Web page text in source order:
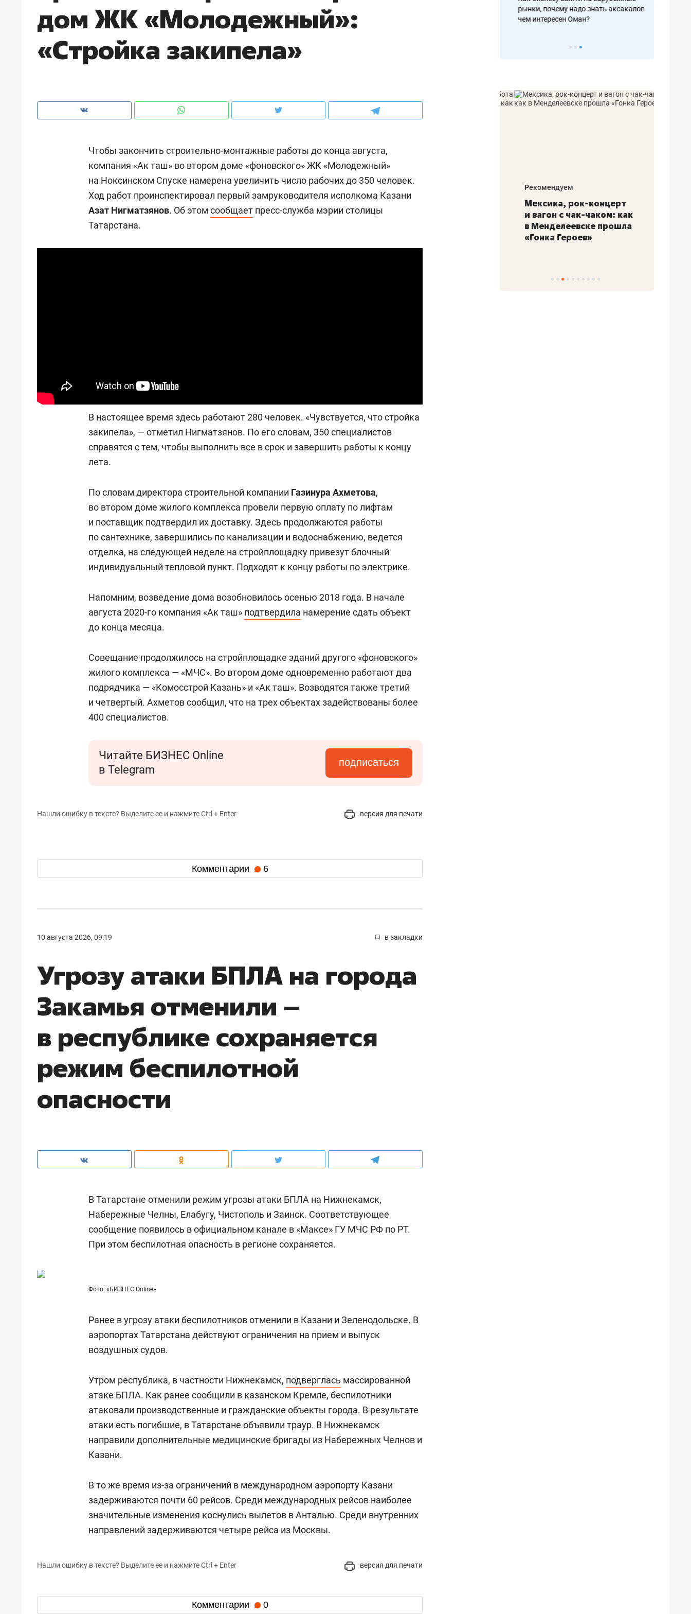
дом ЖК «Молодежный»:
«Стройка закипела»
Чтобы закончить строительно-монтажные работы до конца августа,
компания «Ак таш» во втором доме «фоновского» ЖК «Молодежный»
на Ноксинском Спуске намерена увеличить число рабочих до 350 человек.
Ход работ проинспектировал первый замруководителя исполкома Казани
Азат Нигматзянов. Об этом сообщает пресс-служба мэрии столицы
Татарстана.
В настоящее время здесь работают 280 человек. «Чувствуется, что стройка
закипела», — отметил Нигматзянов. По его словам, 350 специалистов
справятся с тем, чтобы выполнить все в срок и завершить работы к концу
лета.
По словам директора строительной компании Газинура Ахметова,
во втором доме жилого комплекса провели первую оплату по лифтам
и поставщик подтвердил их доставку. Здесь продолжаются работы
по сантехнике, завершились по канализации и водоснабжению, ведется
отделка, на следующей неделе на стройплощадку привезут блочный
индивидуальный тепловой пункт. Подходят к концу работы по электрике.
Напомним, возведение дома возобновилось осенью 2018 года. В начале
августа 2020-го компания «Ак таш» подтвердила намерение сдать объект
до конца месяца.
Совещание продолжилось на стройплощадке зданий другого «фоновского»
жилого комплекса — «МЧС». Во втором доме одновременно работают два
подрядчика — «Комосстрой Казань» и «Ак таш». Возводятся также третий
и четвертый. Ахметов сообщил, что на трех объектах задействованы более
400 специалистов.
Читайте БИЗНЕС Online
в Telegram
подписаться
Нашли ошибку в тексте? Выделите ее и нажмите Ctrl + Enter версия для печати
Комментарии 6
10 августа 2026, 09:19 в закладки
Угрозу атаки БПЛА на города
Закамья отменили –
в республике сохраняется
режим беспилотной
опасности
В Татарстане отменили режим угрозы атаки БПЛА на Нижнекамск,
Набережные Челны, Елабугу, Чистополь и Заинск. Соответствующее
сообщение появилось в официальном канале в «Максе» ГУ МЧС РФ по РТ.
При этом беспилотная опасность в регионе сохраняется.
Фото: «БИЗНЕС Online»
Ранее в угрозу атаки беспилотников отменили в Казани и Зеленодольске. В
аэропортах Татарстана действуют ограничения на прием и выпуск
воздушных судов.
Утром республика, в частности Нижнекамск, подверглась массированной
атаке БПЛА. Как ранее сообщили в казанском Кремле, беспилотники
атаковали производственные и гражданские объекты города. В результате
атаки есть погибшие, в Татарстане объявили траур. В Нижнекамск
направили дополнительные медицинские бригады из Набережных Челнов и
Казани.
В то же время из-за ограничений в международном аэропорту Казани
задерживаются почти 60 рейсов. Среди международных рейсов наиболее
значительные изменения коснулись вылетов в Анталью. Среди внутренних
направлений задерживаются четыре рейса из Москвы.
Нашли ошибку в тексте? Выделите ее и нажмите Ctrl + Enter версия для печати
Комментарии 0
рынки, почему надо знать аксакалов и
чем интересен Оман?
о трехкратном росте цен, дотошных
клиентах и чудных запросах мастеров
рынки, почему надо знать аксакалов и
чем интересен Оман?
Как ГК «МИР ГРУПП» и ВТБ
создают оазис жилого
комфорта под Казанью
Рекомендуем
150 камер до квартиры и Face
ID вместо ключа: какой будет
природе, работа
антихрупких команд
Рекомендуем
Мексика, рок-концерт
и вагон с чак-чаком: как
в Менделеевске прошла
«Гонка Героев»